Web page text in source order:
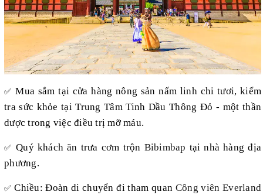
✅Mua sắm tại cửa hàng nông sản nấm linh chi tươi, kiểm
tra sức khỏe tại Trung Tâm Tinh Dầu Thông Đỏ - một thần
dược trong việc điều trị mỡ máu.
✅Quý khách ăn trưa cơm trộn Bibimbap tại nhà hàng địa
phương.
✅Chiều: Đoàn di chuyển đi tham quan Công viên Everland